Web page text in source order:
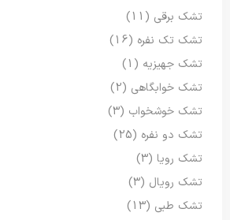
تشک برقی (11)
تشک تک نفره (16)
تشک جهیزیه (1)
تشک خوابگاهی (2)
تشک خوشخواب (3)
تشک دو نفره (25)
تشک رویا (3)
تشک رویال (3)
تشک طبی (13)